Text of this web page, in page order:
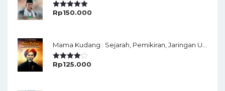
Rated5.00
Rp150.000
Rated
Rp125.000